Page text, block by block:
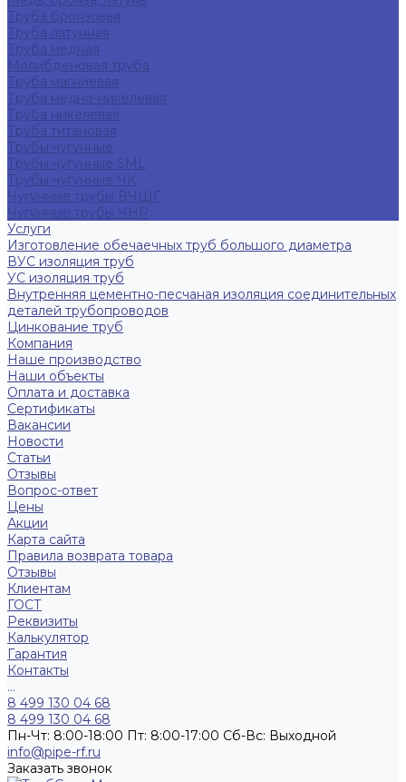
Труба бронзовая
Труба латунная
Труба медная
Молибденовая труба
Труба магниевая
Труба медно-никелевая
Труба никелевая
Труба титановая
Трубы чугунные
Трубы чугунные SML
Трубы чугунные ЧК
Чугунные трубы ВЧШГ
Чугунные трубы ЧНР
Услуги
Изготовление обечаечных труб большого диаметра
ВУС изоляция труб
УС изоляция труб
Внутренняя цементно-песчаная изоляция соединительных
деталей трубопроводов
Цинкование труб
Компания
Наше производство
Наши объекты
Оплата и доставка
Сертификаты
Вакансии
Новости
Статьи
Отзывы
Вопрос-ответ
Цены
Акции
Карта сайта
Правила возврата товара
Отзывы
Клиентам
ГОСТ
Реквизиты
Калькулятор
Гарантия
Контакты
...
8 499 130 04 68
8 499 130 04 68
Пн-Чт: 8:00-18:00 Пт: 8:00-17:00 Сб-Вс: Выходной
info@pipe-rf.ru
Заказать звонок